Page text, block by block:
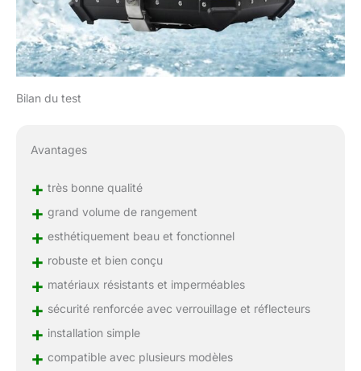
Bilan du test
Avantages
+ très bonne qualité
+ grand volume de rangement
+ esthétiquement beau et fonctionnel
+ robuste et bien conçu
+ matériaux résistants et imperméables
+ sécurité renforcée avec verrouillage et réflecteurs
+ installation simple
+ compatible avec plusieurs modèles